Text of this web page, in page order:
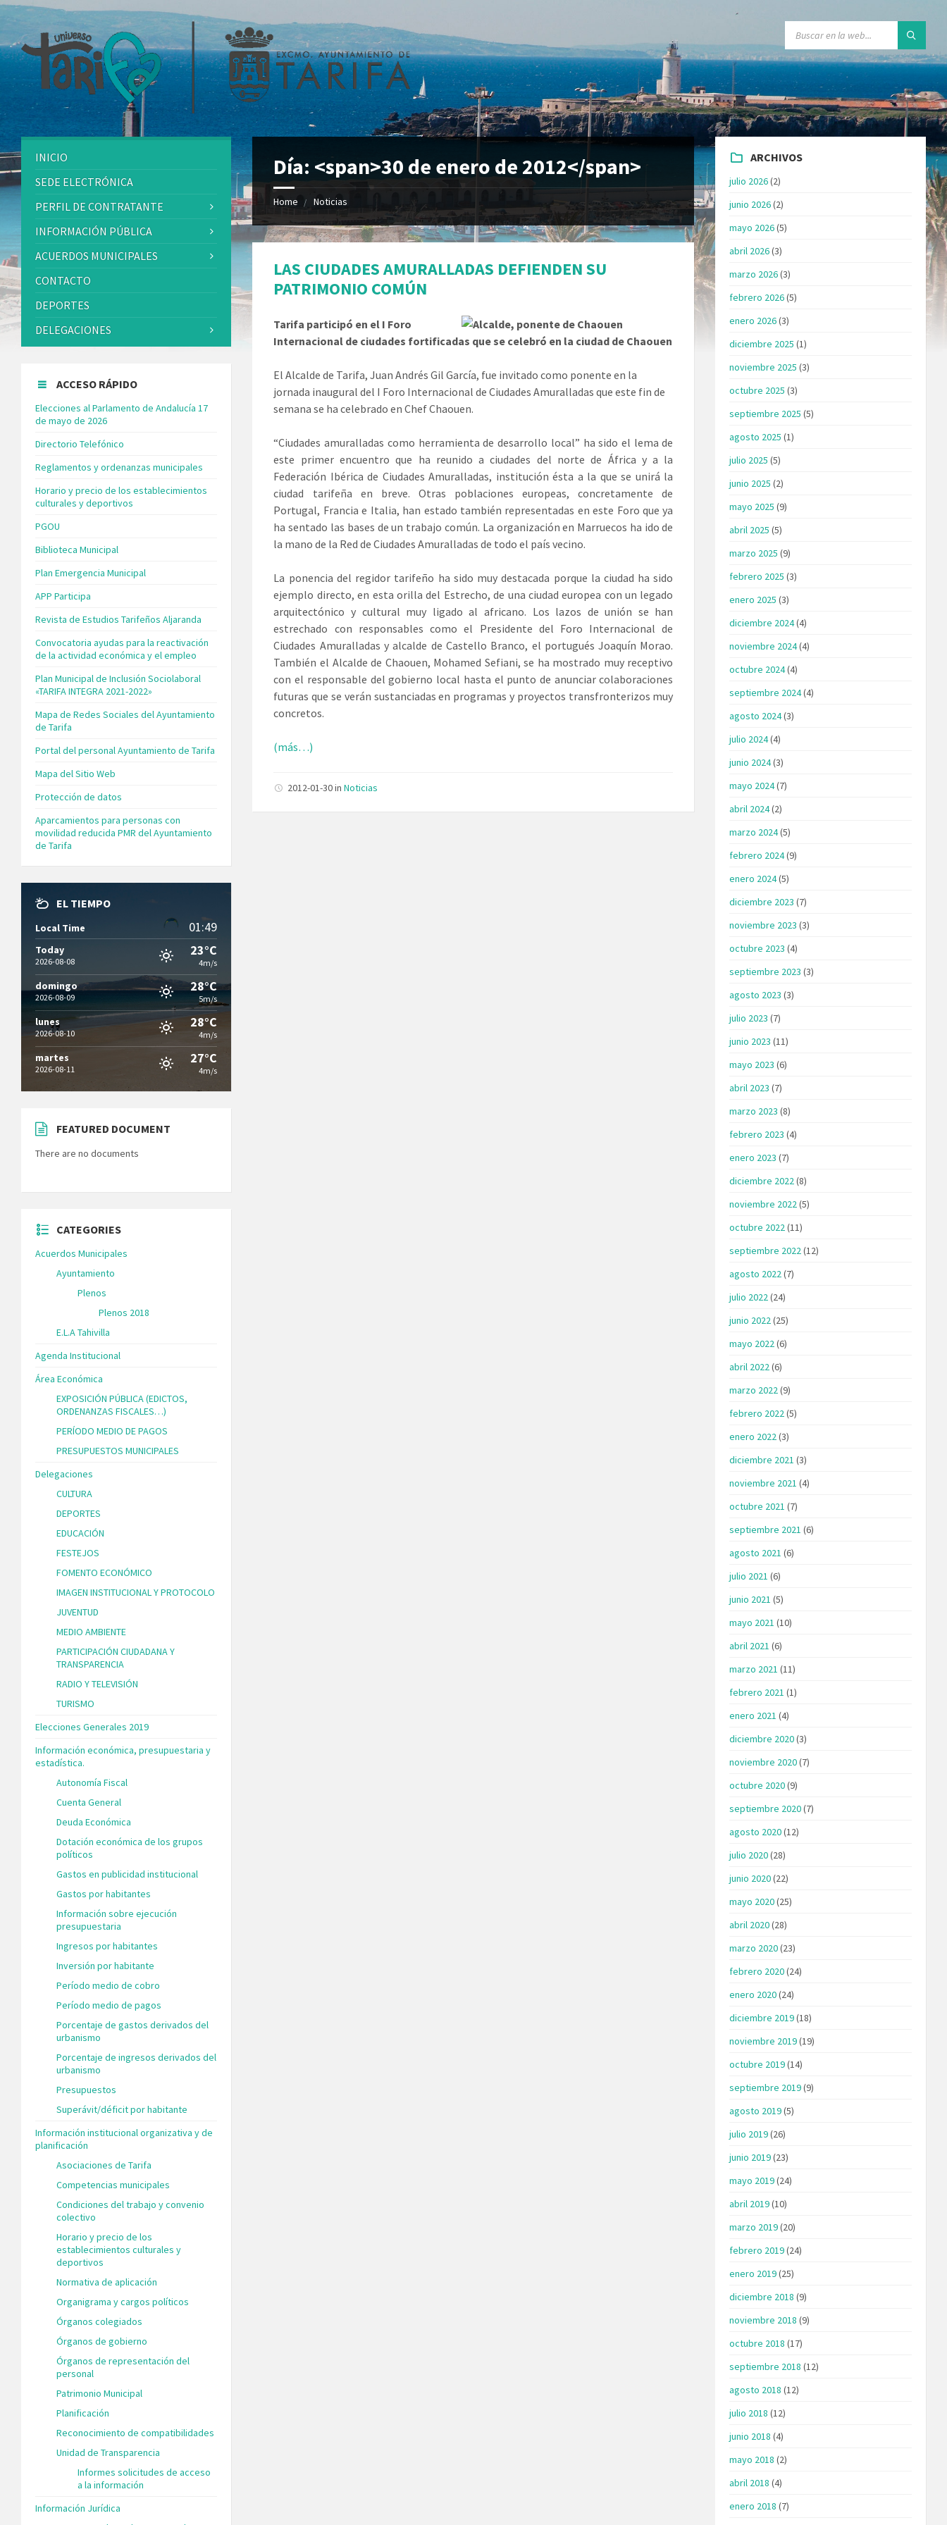
Día: <span>30 de enero de 2012</span>
Home Noticias
LAS CIUDADES AMURALLADAS DEFIENDEN SU
PATRIMONIO COMÚN
Tarifa participó en el I Foro
Internacional de ciudades fortificadas que se celebró en la ciudad de Chaouen
El Alcalde de Tarifa, Juan Andrés Gil García, fue invitado como ponente en la
jornada inaugural del I Foro Internacional de Ciudades Amuralladas que este fin de
semana se ha celebrado en Chef Chaouen.
“Ciudades amuralladas como herramienta de desarrollo local” ha sido el lema de
este primer encuentro que ha reunido a ciudades del norte de África y a la
Federación Ibérica de Ciudades Amuralladas, institución ésta a la que se unirá la
ciudad tarifeña en breve. Otras poblaciones europeas, concretamente de
Portugal, Francia e Italia, han estado también representadas en este Foro que ya
ha sentado las bases de un trabajo común. La organización en Marruecos ha ido de
la mano de la Red de Ciudades Amuralladas de todo el país vecino.
La ponencia del regidor tarifeño ha sido muy destacada porque la ciudad ha sido
ejemplo directo, en esta orilla del Estrecho, de una ciudad europea con un legado
arquitectónico y cultural muy ligado al africano. Los lazos de unión se han
estrechado con responsables como el Presidente del Foro Internacional de
Ciudades Amuralladas y alcalde de Castello Branco, el portugués Joaquín Morao.
También el Alcalde de Chaouen, Mohamed Sefiani, se ha mostrado muy receptivo
con el responsable del gobierno local hasta el punto de anunciar colaboraciones
futuras que se verán sustanciadas en programas y proyectos transfronterizos muy
concretos.
(más…)
2012-01-30inNoticias
INICIO
SEDE ELECTRÓNICA
PERFIL DE CONTRATANTE
INFORMACIÓN PÚBLICA
ACUERDOS MUNICIPALES
CONTACTO
DEPORTES
DELEGACIONES
ACCESO RÁPIDO
Elecciones al Parlamento de Andalucía 17
de mayo de 2026
Directorio Telefónico
Reglamentos y ordenanzas municipales
Horario y precio de los establecimientos
culturales y deportivos
PGOU
Biblioteca Municipal
Plan Emergencia Municipal
APP Participa
Revista de Estudios Tarifeños Aljaranda
Convocatoria ayudas para la reactivación
de la actividad económica y el empleo
Plan Municipal de Inclusión Sociolaboral
«TARIFA INTEGRA 2021-2022»
Mapa de Redes Sociales del Ayuntamiento
de Tarifa
Portal del personal Ayuntamiento de Tarifa
Mapa del Sitio Web
Protección de datos
Aparcamientos para personas con
movilidad reducida PMR del Ayuntamiento
de Tarifa
EL TIEMPO
Local Time 01:49
Today
2026-08-08
23°C
4m/s
domingo
2026-08-09
28°C
5m/s
lunes
2026-08-10
28°C
4m/s
martes
2026-08-11
27°C
4m/s
FEATURED DOCUMENT
There are no documents
CATEGORIES
Acuerdos Municipales
Ayuntamiento
Plenos
Plenos 2018
E.L.A Tahivilla
Agenda Institucional
Área Económica
EXPOSICIÓN PÚBLICA (EDICTOS,
ORDENANZAS FISCALES…)
PERÍODO MEDIO DE PAGOS
PRESUPUESTOS MUNICIPALES
Delegaciones
CULTURA
DEPORTES
EDUCACIÓN
FESTEJOS
FOMENTO ECONÓMICO
IMAGEN INSTITUCIONAL Y PROTOCOLO
JUVENTUD
MEDIO AMBIENTE
PARTICIPACIÓN CIUDADANA Y
TRANSPARENCIA
RADIO Y TELEVISIÓN
TURISMO
Elecciones Generales 2019
Información económica, presupuestaria y
estadística.
Autonomía Fiscal
Cuenta General
Deuda Económica
Dotación económica de los grupos
políticos
Gastos en publicidad institucional
Gastos por habitantes
Información sobre ejecución
presupuestaria
Ingresos por habitantes
Inversión por habitante
Período medio de cobro
Período medio de pagos
Porcentaje de gastos derivados del
urbanismo
Porcentaje de ingresos derivados del
urbanismo
Presupuestos
Superávit/déficit por habitante
Información institucional organizativa y de
planificación
Asociaciones de Tarifa
Competencias municipales
Condiciones del trabajo y convenio
colectivo
Horario y precio de los
establecimientos culturales y
deportivos
Normativa de aplicación
Organigrama y cargos políticos
Órganos colegiados
Órganos de gobierno
Órganos de representación del
personal
Patrimonio Municipal
Planificación
Reconocimiento de compatibilidades
Unidad de Transparencia
Informes solicitudes de acceso
a la información
Información Jurídica
ARCHIVOS
julio 2026(2)
junio 2026(2)
mayo 2026(5)
abril 2026(3)
marzo 2026(3)
febrero 2026(5)
enero 2026(3)
diciembre 2025 (1)
noviembre 2025 (3)
octubre 2025 (3)
septiembre 2025 (5)
agosto 2025 (1)
julio 2025 (5)
junio 2025 (2)
mayo 2025 (9)
abril 2025 (5)
marzo 2025 (9)
febrero 2025 (3)
enero 2025 (3)
diciembre 2024(4)
noviembre 2024(4)
octubre 2024(4)
septiembre 2024(4)
agosto 2024(3)
julio 2024(4)
junio 2024(3)
mayo 2024(7)
abril 2024(2)
marzo 2024(5)
febrero 2024(9)
enero 2024(5)
diciembre 2023 (7)
noviembre 2023 (3)
octubre 2023 (4)
septiembre 2023 (3)
agosto 2023 (3)
julio 2023 (7)
junio 2023 (11)
mayo 2023 (6)
abril 2023 (7)
marzo 2023 (8)
febrero 2023 (4)
enero 2023 (7)
diciembre 2022 (8)
noviembre 2022 (5)
octubre 2022 (11)
septiembre 2022 (12)
agosto 2022 (7)
julio 2022 (24)
junio 2022 (25)
mayo 2022 (6)
abril 2022 (6)
marzo 2022 (9)
febrero 2022 (5)
enero 2022 (3)
diciembre 2021 (3)
noviembre 2021 (4)
octubre 2021 (7)
septiembre 2021 (6)
agosto 2021 (6)
julio 2021 (6)
junio 2021 (5)
mayo 2021 (10)
abril 2021 (6)
marzo 2021 (11)
febrero 2021 (1)
enero 2021 (4)
diciembre 2020(3)
noviembre 2020(7)
octubre 2020(9)
septiembre 2020(7)
agosto 2020(12)
julio 2020(28)
junio 2020(22)
mayo 2020(25)
abril 2020(28)
marzo 2020(23)
febrero 2020(24)
enero 2020(24)
diciembre 2019(18)
noviembre 2019(19)
octubre 2019(14)
septiembre 2019(9)
agosto 2019(5)
julio 2019(26)
junio 2019(23)
mayo 2019(24)
abril 2019(10)
marzo 2019(20)
febrero 2019(24)
enero 2019(25)
diciembre 2018 (9)
noviembre 2018 (9)
octubre 2018 (17)
septiembre 2018 (12)
agosto 2018 (12)
julio 2018 (12)
junio 2018 (4)
mayo 2018 (2)
abril 2018 (4)
enero 2018 (7)